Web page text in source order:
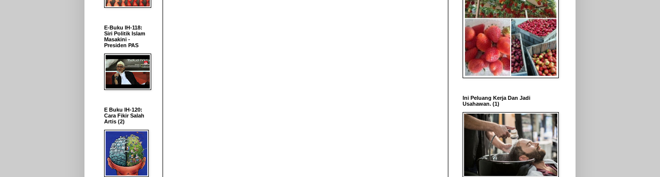
E-Buku IH-118:
Siri Politik Islam
Masakini -
Presiden PAS
E Buku IH-120:
Cara Fikir Salah
Artis (2)
Ini Peluang Kerja Dan Jadi
Usahawan. (1)